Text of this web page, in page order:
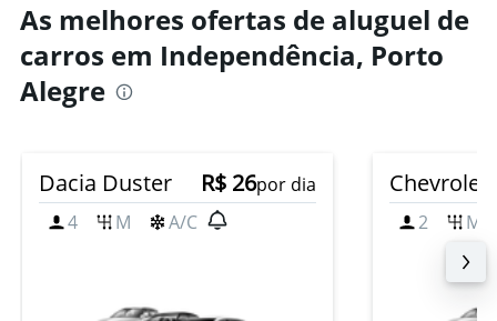
As melhores ofertas de aluguel de
carros em Independência, Porto
Alegre
Dacia Duster R$ 26por dia
4
M A/C
Chevrolet
2 M